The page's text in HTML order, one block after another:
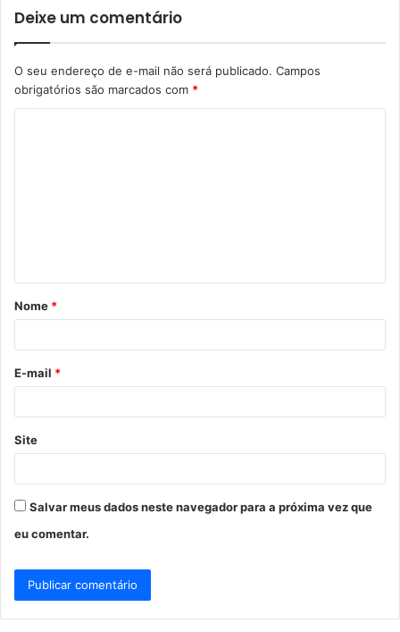
Deixe um comentário
O seu endereço de e-mail não será publicado. Campos
obrigatórios são marcados com *
á
r
*
Nome *
E-mail *
Site
Salvar meus dados neste navegador para a próxima vez que
eu comentar.